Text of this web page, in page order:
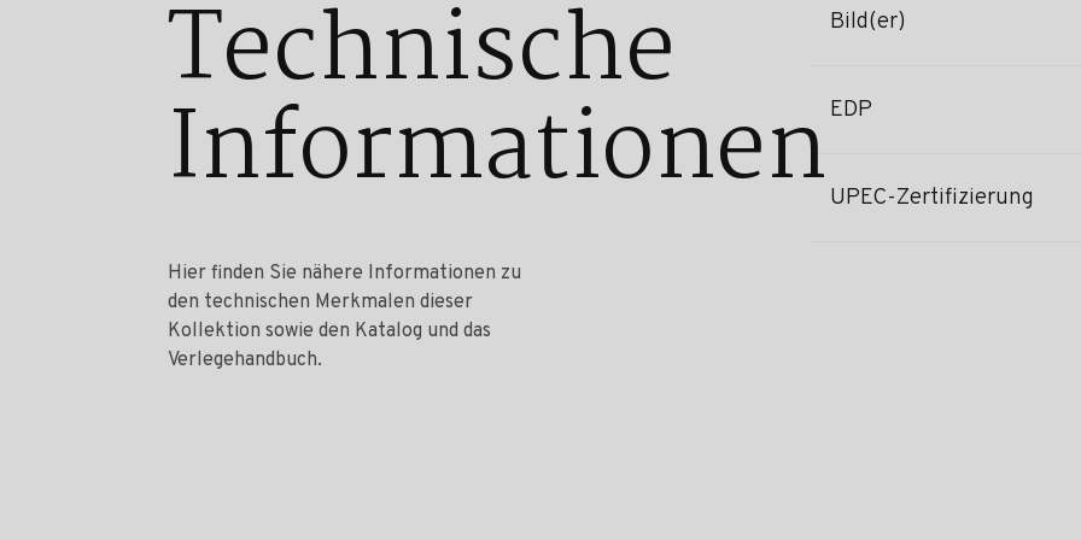
Technische
Informationen
Hier finden Sie nähere Informationen zu
den technischen Merkmalen dieser
Kollektion sowie den Katalog und das
Verlegehandbuch.
Bild(er)
EDP
UPEC-Zertifizierung